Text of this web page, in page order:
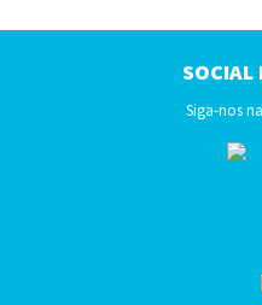
SOCIAL
Siga-nos
X
X
X
X
X